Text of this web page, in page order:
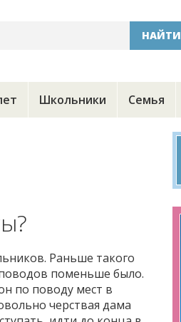
НАЙТИ
Школьники Семья
Раньше такого
поменьше было.
по поводу мест в
черствая дама